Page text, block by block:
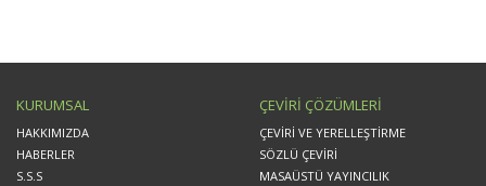
KURUMSAL
HAKKIMIZDA
HABERLER
S.S.S
ÇEVİRİ ÇÖZÜMLERİ
ÇEVİRİ VE YERELLEŞTİRME
SÖZLÜ ÇEVİRİ
MASAÜSTÜ YAYINCILIK